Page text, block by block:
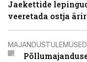
Jaekettide
veeretada ostja
MAJANDUSTULEMUSED